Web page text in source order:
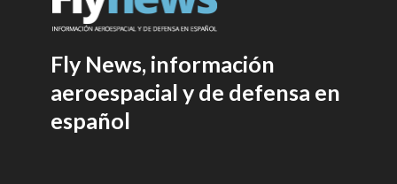
Fly News, información
aeroespacial y de defensa en
español